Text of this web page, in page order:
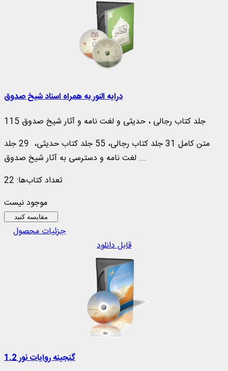
درایه النور به همراه اسناد شیخ صدوق
115 جلد کتاب رجالی ، حدیثی و لغت نامه و آثار شیخ صدوق
متن كامل 31 جلد كتاب رجالی، 55 جلد كتاب حدیثی، 29 جلد
لغت‌ نامه و دسترسی به آثار شیخ صدوق ...
تعداد کتاب‌ها: 22
موجود نیست
مقایسه کنید
جزئیات محصول
قابل دانلود
گنجینه روایات نور 1.2